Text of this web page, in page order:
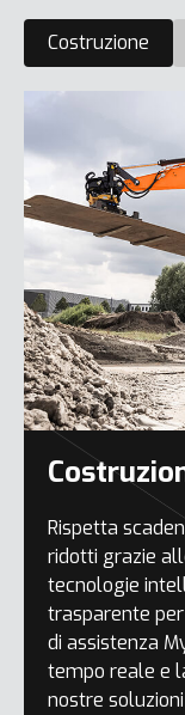
Costruzione
Rispetta
ridotti grazie
tecnologie
trasparente
di assistenza
tempo reale e
nostre